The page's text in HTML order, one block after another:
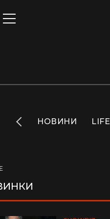
INFO НОВИНИ LIFE